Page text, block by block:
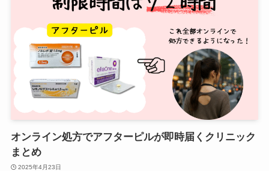
オンライン処方でアフターピルが即時届くクリニック
まとめ
2025年4月23日